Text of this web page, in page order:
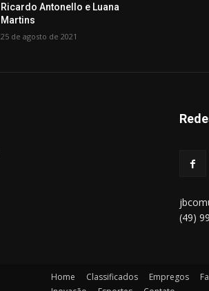
Ricardo Antonello e Luana
Martins
25 de agosto de 2021
(49)
Home Classificados Empregos